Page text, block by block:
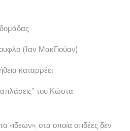
(Ίαν ΜακΓιούαν)
καταρρέει
του Κώστα
«ιδεών», στα οποία οι ιδέες δεν